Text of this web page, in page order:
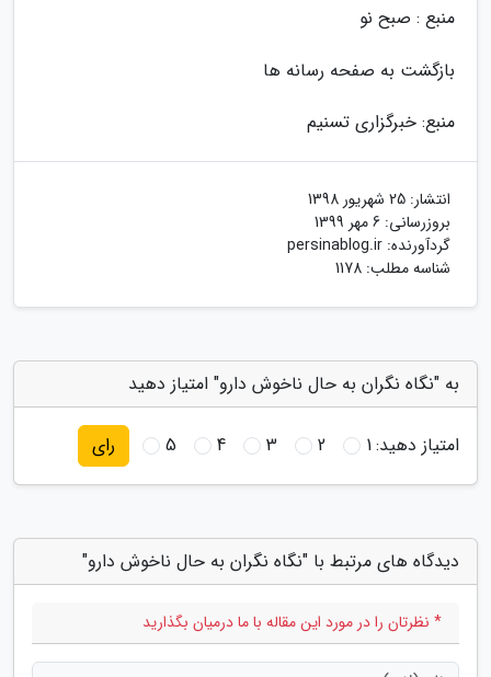
منبع : صبح نو
بازگشت به صفحه رسانه ها
منبع: خبرگزاری تسنیم
انتشار: 25 شهریور 1398
بروزرسانی: 6 مهر 1399
گردآورنده: persinablog.ir
شناسه مطلب: 1178
به "نگاه نگران به حال ناخوش دارو" امتیاز دهید
امتیاز دهید:1
2
3
4
5 رای
دیدگاه های مرتبط با "نگاه نگران به حال ناخوش دارو"
* نظرتان را در مورد این مقاله با ما درمیان بگذارید